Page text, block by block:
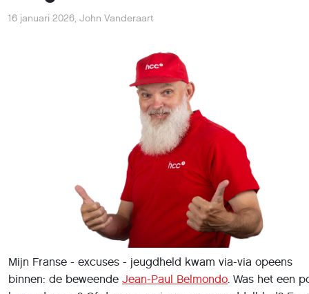
Mijn Franse - excuses - jeugdheld kwam via-via opeens
binnen: de beweendeJean-Paul Belmondo . Was het een
langs de weg? Of de voorpagina van een roddelblad? Een
gesproken woord in het dorpscafé? Ik weet het niet...